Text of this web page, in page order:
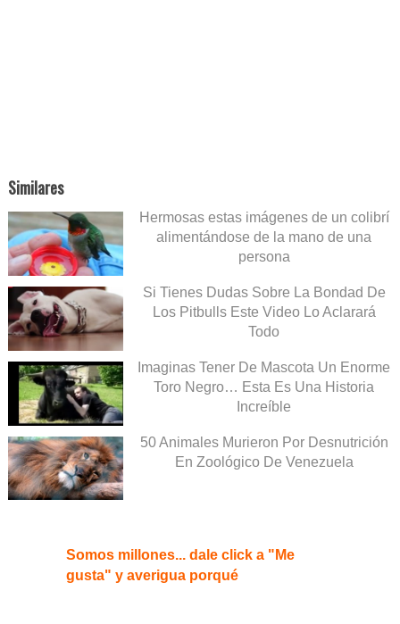
Similares
Hermosas estas imágenes de un colibrí
alimentándose de la mano de una
persona
Si Tienes Dudas Sobre La Bondad De
Los Pitbulls Este Video Lo Aclarará
Todo
Imaginas Tener De Mascota Un Enorme
Toro Negro… Esta Es Una Historia
Increíble
50 Animales Murieron Por Desnutrición
En Zoológico De Venezuela
Somos millones... dale click a "Me
gusta" y averigua porqué